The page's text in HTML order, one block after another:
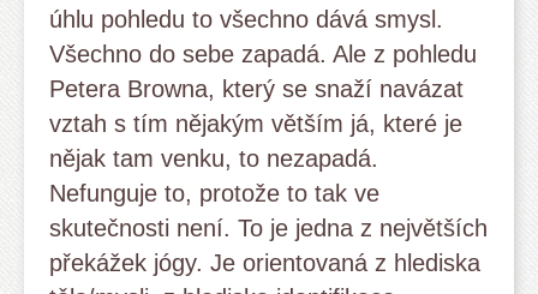
úhlu pohledu to všechno dává smysl.
Všechno do sebe zapadá. Ale z pohledu
Petera Browna, který se snaží navázat
vztah s tím nějakým větším já, které je
nějak tam venku, to nezapadá.
Nefunguje to, protože to tak ve
skutečnosti není. To je jedna z největších
překážek jógy. Je orientovaná z hlediska